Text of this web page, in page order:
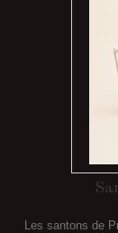
Les santons de